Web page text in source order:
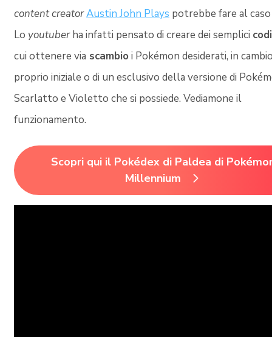
content creatorAustin John Plays potrebbe fare al
Lo youtuberha infatti pensato di creare dei semplici
cui ottenere via scambio i Pokémon desiderati, in
proprio iniziale o di un esclusivo della versione di
Scarlatto e Violetto che si possiede. Vediamone il
funzionamento.
Scopri qui il Pokédex di Paldea di
Millennium